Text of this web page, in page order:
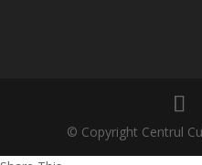
© Copyright Centrul